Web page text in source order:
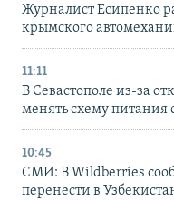
Журналист Есипенко
крымского
11:11
В Севастополе из-за
менять схему питания
10:45
СМИ: В Wildberries
перенести в